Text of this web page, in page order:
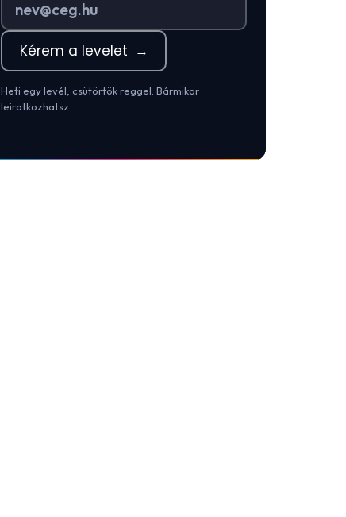
Kérem a levelet →
Heti egy levél, csütörtök reggel. Bármikor
leiratkozhatsz.